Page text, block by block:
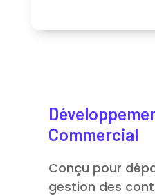
Commercial
Conçu pour
gestion des